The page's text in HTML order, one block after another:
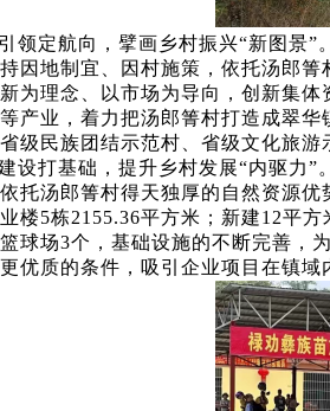
领定航向，擘画乡村振兴“新图景
因地制宜、因村施策，依托汤郎
为理念、以市场为导向，创新集
产业，着力把汤郎箐村打造成翠
级民族团结示范村、省级文化旅
设打基础，提升乡村发展“内驱力
托汤郎箐村得天独厚的自然资源
楼5栋2155.36平方米；新建12平
球场3个，基础设施的不断完善，
优质的条件，吸引企业项目在镇